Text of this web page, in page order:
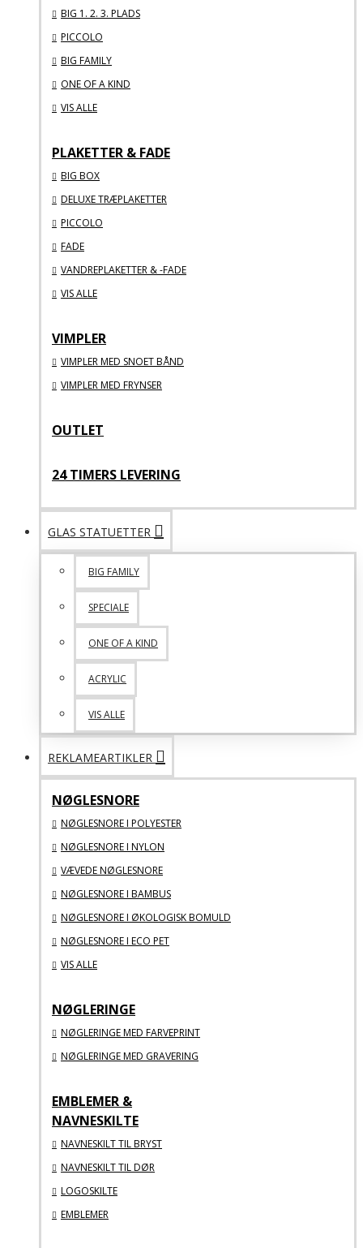
BIG 1. 2. 3. PLADS
PICCOLO
BIG FAMILY
ONE OF A KIND
VIS ALLE
PLAKETTER & FADE
BIG BOX
DELUXE TRÆPLAKETTER
PICCOLO
FADE
VANDREPLAKETTER & -FADE
VIS ALLE
VIMPLER
VIMPLER MED SNOET BÅND
VIMPLER MED FRYNSER
OUTLET
24 TIMERS LEVERING
GLAS STATUETTER
BIG FAMILY
SPECIALE
ONE OF A KIND
ACRYLIC
VIS ALLE
REKLAMEARTIKLER
NØGLESNORE
NØGLESNORE I POLYESTER
NØGLESNORE I NYLON
VÆVEDE NØGLESNORE
NØGLESNORE I BAMBUS
NØGLESNORE I ØKOLOGISK BOMULD
NØGLESNORE I ECO PET
VIS ALLE
NØGLERINGE
NØGLERINGE MED FARVEPRINT
NØGLERINGE MED GRAVERING
EMBLEMER &
NAVNESKILTE
NAVNESKILT TIL BRYST
NAVNESKILT TIL DØR
LOGOSKILTE
EMBLEMER